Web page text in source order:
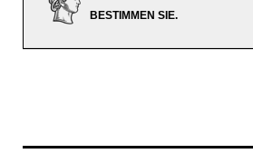
BESTIMMEN SIE.